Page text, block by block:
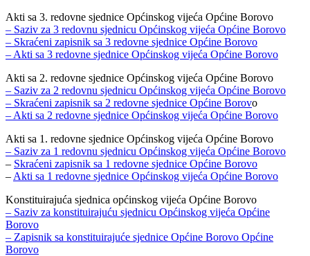
Akti sa 3. redovne sjednice Općinskog vijeća Općine Borovo
– Saziv za 3 redovnu sjednicu Općinskog vijeća Općine Borovo
– Skraćeni zapisnik sa 3 redovne sjednice Općine Borovo
– Akti sa 3 redovne sjednice Općinskog vijeća Općine Borovo
Akti sa 2. redovne sjednice Općinskog vijeća Općine Borovo
– Saziv za 2 redovnu sjednicu Općinskog vijeća Općine Borovo
– Skraćeni zapisnik sa 2 redovne sjednice Općine Borovo
– Akti sa 2 redovne sjednice Općinskog vijeća Općine Borovo
Akti sa 1. redovne sjednice Općinskog vijeća Općine Borovo
– Saziv za 1 redovnu sjednicu Općinskog vijeća Općine Borovo
– Skraćeni zapisnik sa 1 redovne sjednice Općine Borovo
– Akti sa 1 redovne sjednice Općinskog vijeća Općine Borovo
Konstituirajuća sjednica općinskog vijeća Općine Borovo
– Saziv za konstituirajuću sjednicu Općinskog vijeća Općine
Borovo
– Zapisnik sa konstituirajuće sjednice Općine Borovo Općine
Borovo